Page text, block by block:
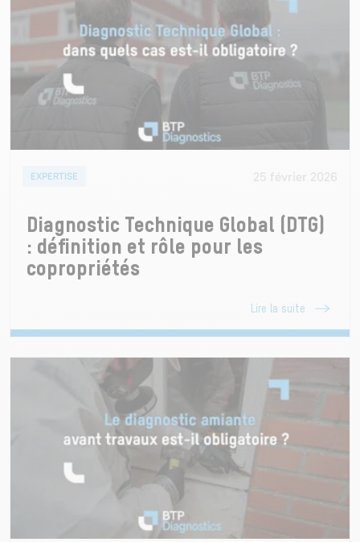
EXPERTISE
Diagnostic Technique Global (DTG)
: définition et rôle pour les
copropriétés
Lire la suite